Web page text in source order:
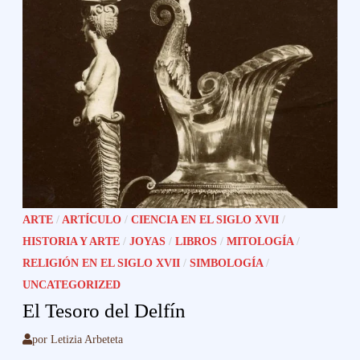
ARTE / ARTÍCULO /CIENCIA EN EL SIGLO XVII /
HISTORIA Y ARTE /JOYAS /LIBROS /MITOLOGÍA /
RELIGIÓN EN EL SIGLO XVII /SIMBOLOGÍA /
UNCATEGORIZED
El Tesoro del Delfín
porLetizia Arbeteta